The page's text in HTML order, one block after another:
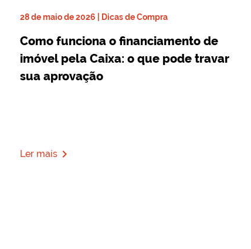
28 de maio de 2026 | Dicas de Compra
Como funciona o financiamento de
imóvel pela Caixa: o que pode travar
sua aprovação
Ler mais navigate_next